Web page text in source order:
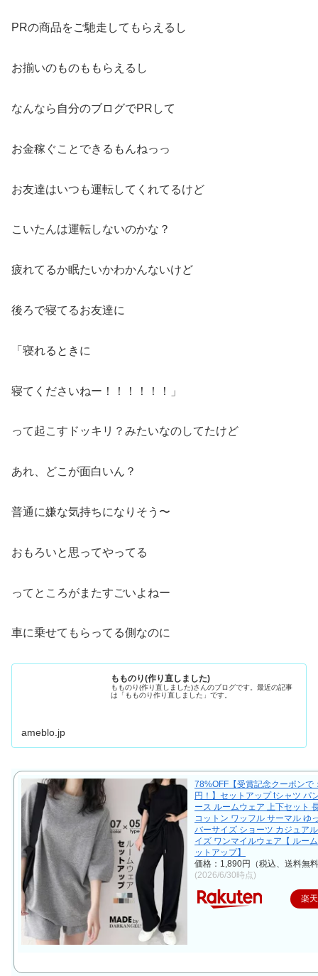
PRの商品をご馳走してもらえるし
お揃いのものももらえるし
なんなら自分のブログでPRして
お金稼ぐことできるもんねっっ
お友達はいつも運転してくれてるけど
こいたんは運転しないのかな？
疲れてるか眠たいかわかんないけど
後ろで寝てるお友達に
「寝れるときに
寝てくださいねー！！！！！！」
って起こすドッキリ？みたいなのしてたけど
あれ、どこが面白いん？
普通に嫌な気持ちになりそう〜
おもろいと思ってやってる
ってところがまたすごいよねー
車に乗せてもらってる側なのに
もものり(作り直しました)
もものり(作り直しました)さんのブログです。最近の記事
は「もものり作り直しました」です。
ameblo.jp
78%OFF【受賞記念クーポンで
円！】セットアップ tシャツ パ
ース ルームウェア 上下セット
コットン ワッフル サーマル ゆ
バーサイズ ショーツ カジュア
イズ ワンマイルウェア【 ルー
ットアップ】
価格：1,890円（税込、送料無
(2026/6/30時点)
楽